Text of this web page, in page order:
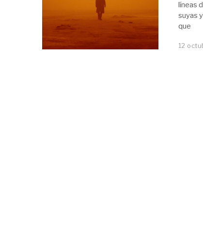
líneas
suyas
que
12